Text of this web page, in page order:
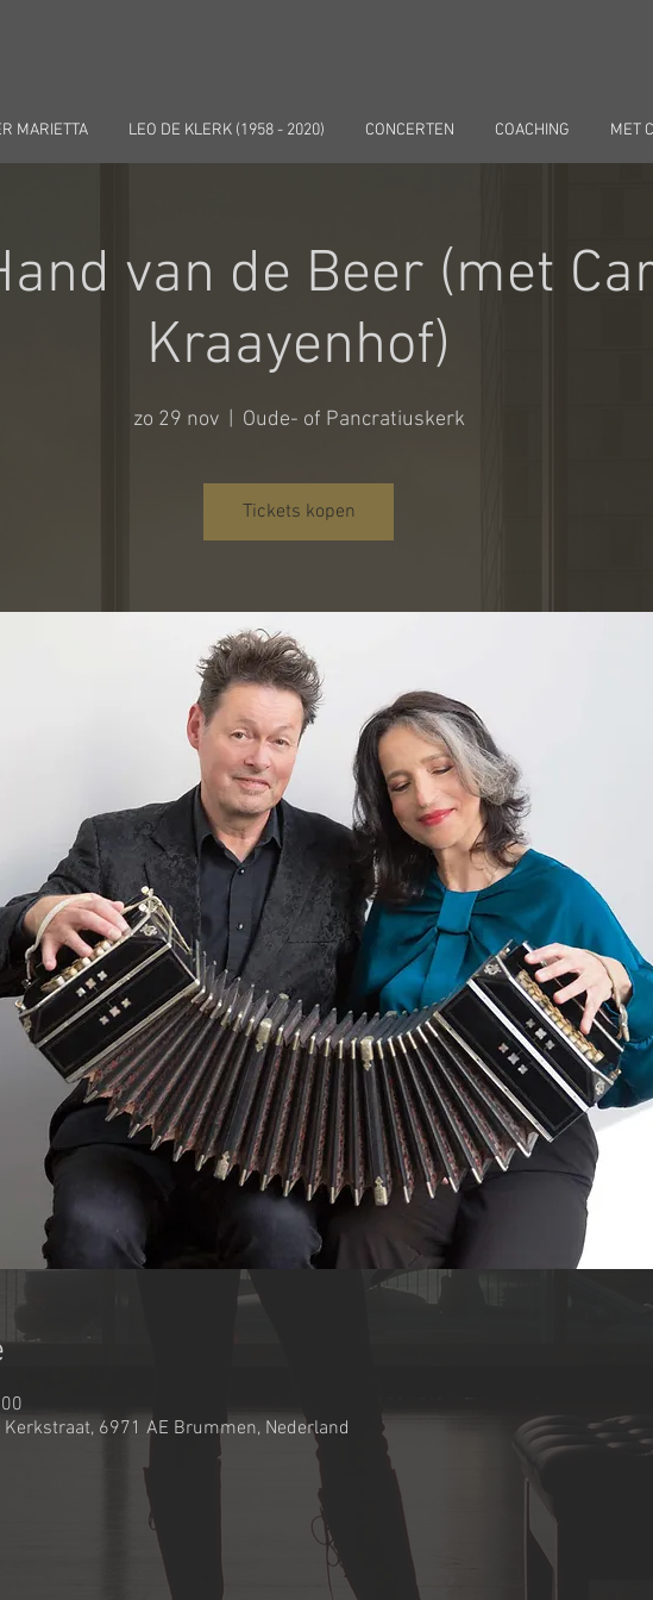
MARIETTA LEO DE KLERK (1958 - 2020) CONCERTEN COACHING MET
van de Beer (met
Kraayenhof)
zo 29 nov
  |
Oude- of Pancratiuskerk
Tickets kopen
6971 AE Brummen, Nederland